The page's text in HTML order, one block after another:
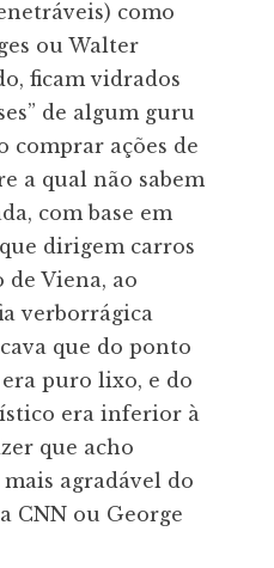
como
ou Walter
ficam vidrados
de algum guru
comprar ações de
a qual não sabem
com base em
dirigem carros
Viena, ao
verborrágica
que do ponto
puro lixo, e do
era inferior à
que acho
agradável do
CNN ou George